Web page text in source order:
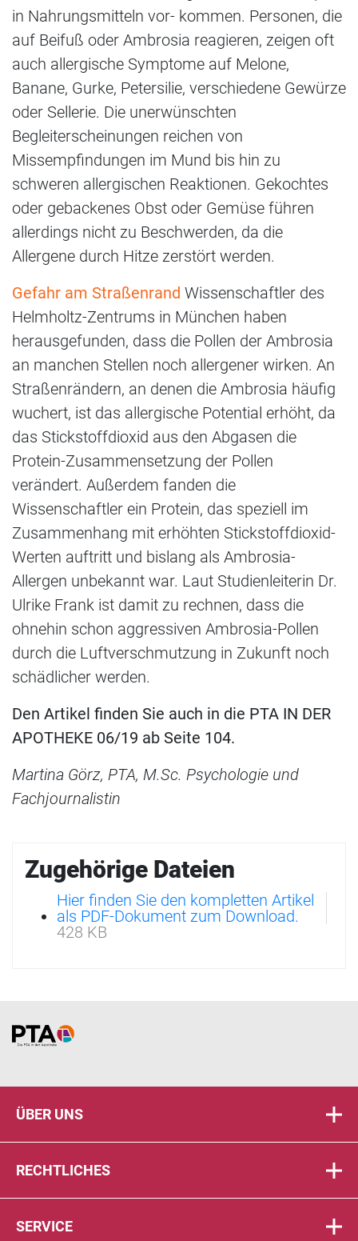
in Nahrungsmitteln vor- kommen. Personen, die
auf Beifuß oder Ambrosia reagieren, zeigen oft
auch allergische Symptome auf Melone,
Banane, Gurke, Petersilie, verschiedene Gewürze
oder Sellerie. Die unerwünschten
Begleiterscheinungen reichen von
Missempfindungen im Mund bis hin zu
schweren allergischen Reaktionen. Gekochtes
oder gebackenes Obst oder Gemüse führen
allerdings nicht zu Beschwerden, da die
Allergene durch Hitze zerstört werden.
Gefahr am Straßenrand Wissenschaftler des
Helmholtz-​Zentrums in München haben
herausgefunden, dass die Pollen der Ambrosia
an manchen Stellen noch allergener wirken. An
Straßenrändern, an denen die Ambrosia häufig
wuchert, ist das allergische Potential erhöht, da
das Stickstoffdioxid aus den Abgasen die
Protein-Zusammensetzung der Pollen
verändert. Außerdem fanden die
Wissenschaftler ein Protein, das speziell im
Zusammenhang mit erhöhten Stickstoffdioxid-
Werten auftritt und bislang als Ambrosia-
Allergen unbekannt war. Laut Studienleiterin Dr.
Ulrike Frank ist damit zu rechnen, dass die
ohnehin schon aggressiven Ambrosia-Pollen
durch die Luftverschmutzung in Zukunft noch
schädlicher werden.
Den Artikel finden Sie auch in die PTA IN DER
APOTHEKE 06/19 ab Seite 104.
Martina Görz, PTA, M.Sc. Psychologie und
Fachjournalistin
Zugehörige Dateien
Hier finden Sie den kompletten Artikel
als PDF-Dokument zum Download.
428 KB
Home
ÜBER UNS
RECHTLICHES
SERVICE